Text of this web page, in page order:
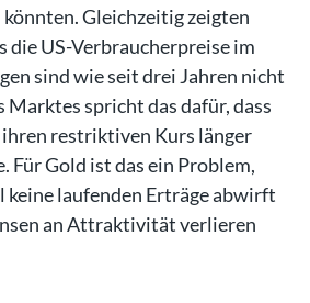
könnten. Gleichzeitig zeigten
die US-Verbraucherpreise im
sind wie seit drei Jahren nicht
Marktes spricht das dafür, dass
restriktiven Kurs länger
Für Gold ist das ein Problem,
keine laufenden Erträge abwirft
an Attraktivität verlieren